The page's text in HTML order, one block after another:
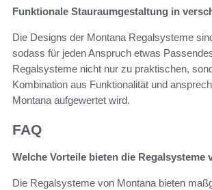
Funktionale Stauraumgestaltung in
Die Designs der Montana Regalsysteme
sodass für jeden Anspruch etwas
Regalsysteme nicht nur zu praktischen,
Kombination aus Funktionalität und
Montana aufgewertet wird.
FAQ
Welche Vorteile bieten die Regalsysteme
Die Regalsysteme von Montana bieten